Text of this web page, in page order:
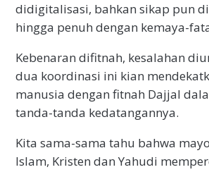
didigitalisasi, bahkan sikap pun
hingga penuh dengan kemaya-
Kebenaran difitnah, kesalahan
dua koordinasi ini kian
manusia dengan fitnah Dajjal
tanda-tanda kedatangannya.
Kita sama-sama tahu bahwa
Islam, Kristen dan Yahudi